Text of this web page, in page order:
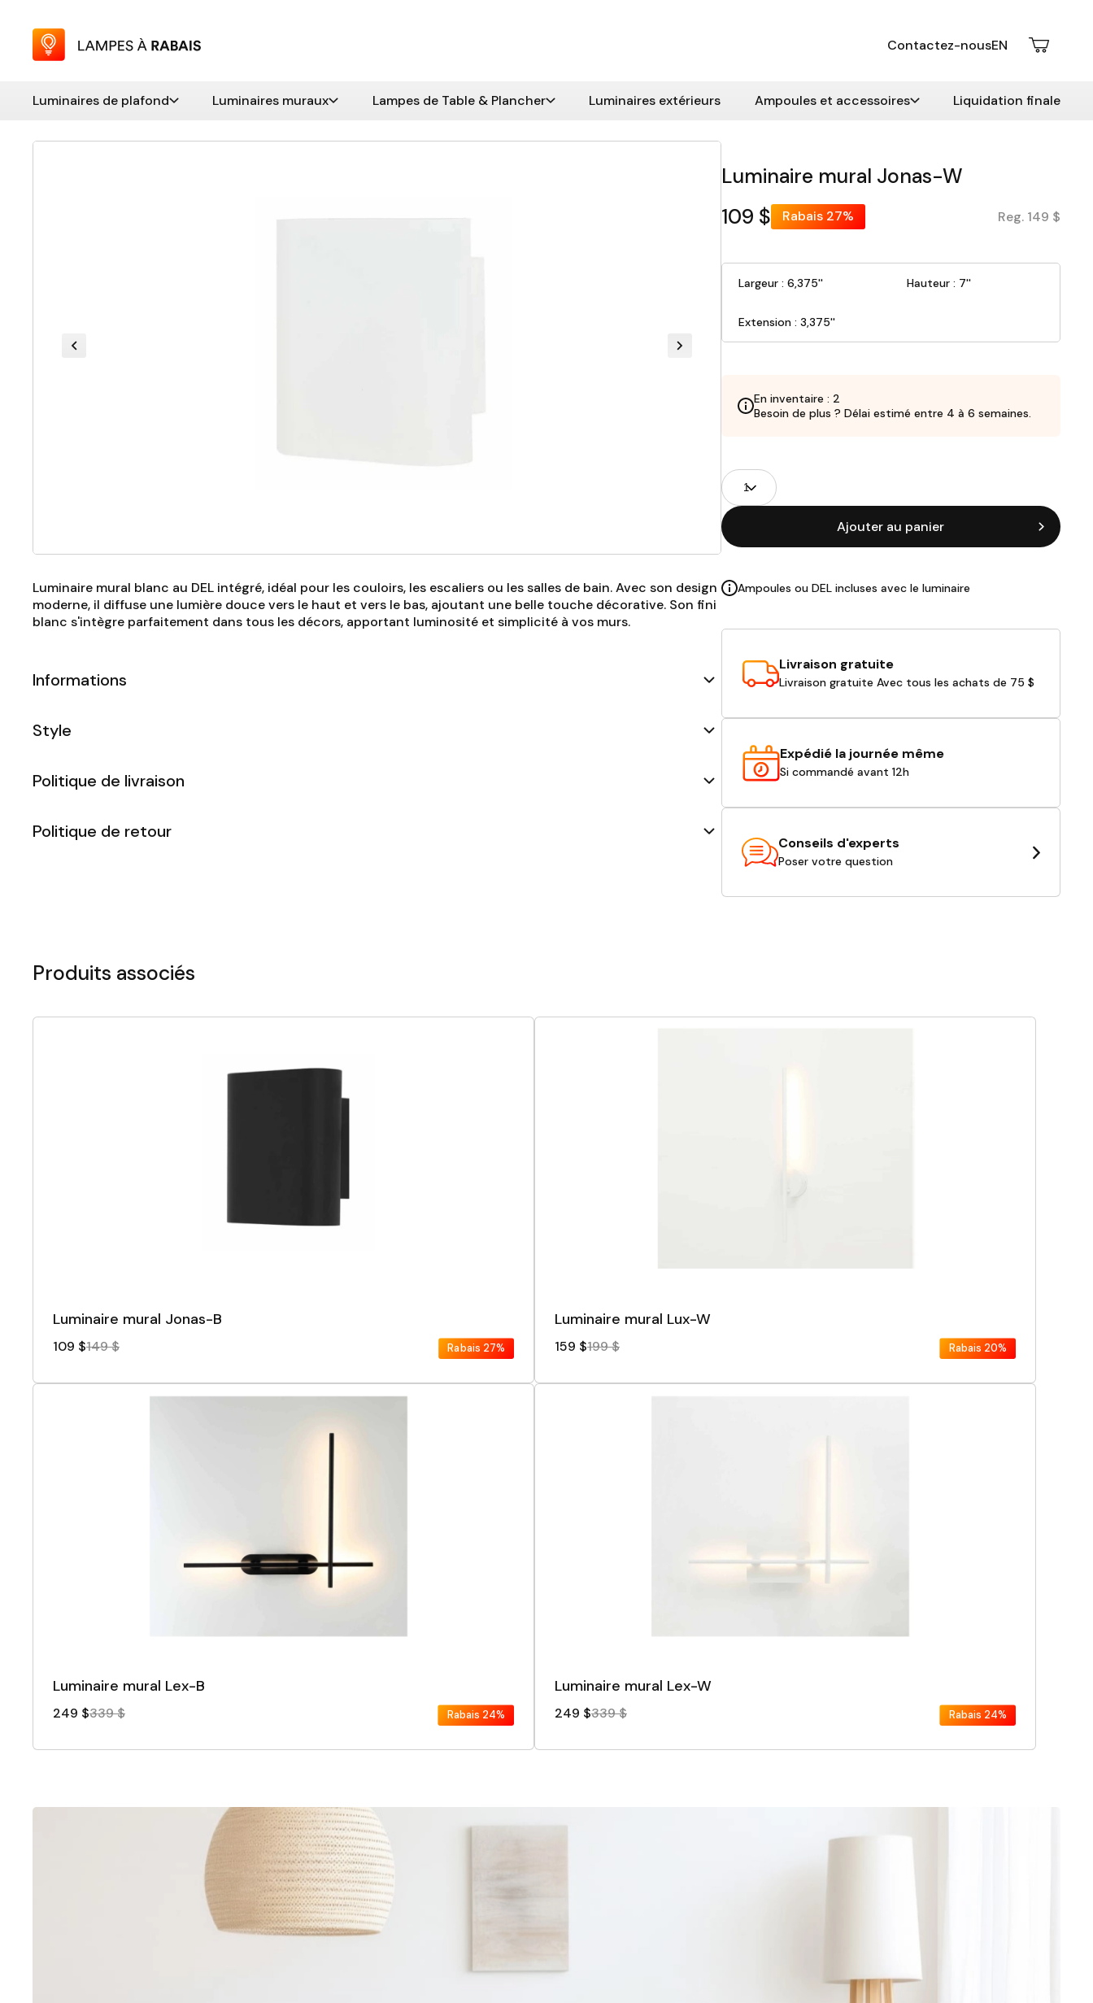
Contactez-nousEN
Luminaires de plafond Luminaires muraux Lampes de Table & Plancher Luminaires extérieurs Ampoules et accessoires Liquidation finale
Luminaire mural blanc au DEL intégré, idéal pour les couloirs, les escaliers ou les salles de bain. Avec son design
moderne, il diffuse une lumière douce vers le haut et vers le bas, ajoutant une belle touche décorative. Son fini
blanc s'intègre parfaitement dans tous les décors, apportant luminosité et simplicité à vos murs.
Informations
Style
Politique de livraison
Politique de retour
Luminaire mural Jonas-W
109 $
Rabais27% Reg. 149 $
Largeur : 6,375'' Hauteur : 7''
Extension : 3,375''
En inventaire : 2
Besoin de plus ? Délai estimé entre 4 à 6 semaines.
Champs
de
produits
Quantité
Ajouter au panier
Ampoules ou DEL incluses avec le luminaire
Livraison gratuite
Livraison gratuite Avec tous les achats de 75 $
Expédié la journée même
Si commandé avant 12h
Conseils d'experts
Poser votre question
Produits associés
Luminaire mural Jonas-B
109 $149 $ Rabais 27%
Luminaire mural Lux-W
159 $199 $ Rabais 20%
Luminaire mural Lex-B
249 $339 $ Rabais 24%
Luminaire mural Lex-W
249 $339 $ Rabais 24%